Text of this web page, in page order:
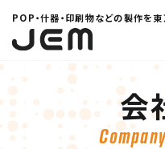
POP・什器・印刷物などの製作を
会